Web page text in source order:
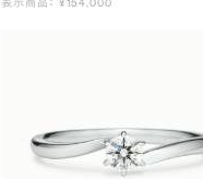
表示商品： ¥154,000